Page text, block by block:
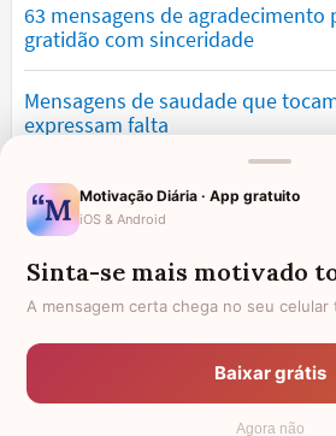
63 mensagens de agradecimento
gratidão com sinceridade
Mensagens de saudade que
expressam falta
Mensagens de otimismo que vão
confiança
Mensagens para namorado:
palavras lindas
Mensagens de desculpa sinceras
Motivação Diária · App gratuito
iOS & Android
Sinta-se mais motivado
A mensagem certa chega no seu celular
Baixar grátis
Agora não